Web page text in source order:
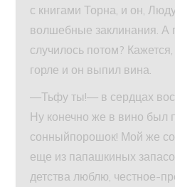
с книгами Торна, и он,
волшебные заклинания. А
случилось потом?
горле и он выпил вина.
—Тьфу ты!— в сердцах
Ну конечно же в вино был
сонныйпорошок! Мой же
еще из папашкиных
детства люблю, честное-